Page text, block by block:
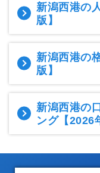
新潟西港の
版】
新潟西港の
版】
新潟西港の
ング【2026